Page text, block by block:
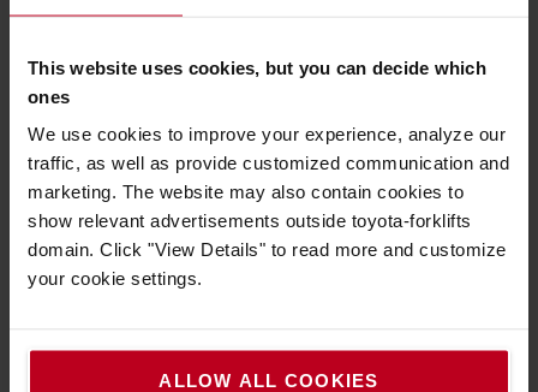
This website uses cookies, but you can decide which
ones
We use cookies to improve your experience, analyze our
traffic, as well as provide customized communication and
marketing. The website may also contain cookies to
show relevant advertisements outside toyota-forklifts
domain. Click "View Details" to read more and customize
your cookie settings.
ALLOW ALL COOKIES
Kiváló stabilitás
és irányíthatóságot biztosít.